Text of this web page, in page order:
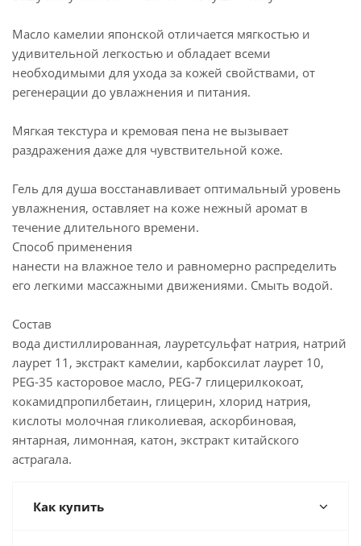
Масло камелии японской отличается мягкостью и
удивительной легкостью и обладает всеми
необходимыми для ухода за кожей свойствами, от
регенерации до увлажнения и питания.
Мягкая текстура и кремовая пена не вызывает
раздражения даже для чувствительной коже.
Гель для душа восстанавливает оптимальный уровень
увлажнения, оставляет на коже нежный аромат в
течение длительного времени.
Способ применения
нанести на влажное тело и равномерно распределить
его легкими массажными движениями. Смыть водой.
Состав
вода дистиллированная, лауретсульфат натрия, натрий
лаурет 11, экстракт камелии, карбоксилат лаурет 10,
PEG-35 касторовое масло, PEG-7 глицерилкокоат,
кокамидпропилбетаин, глицерин, хлорид натрия,
кислоты молочная гликолиевая, аскорбиновая,
янтарная, лимонная, катон, экстракт китайского
астрагала.
Как купить